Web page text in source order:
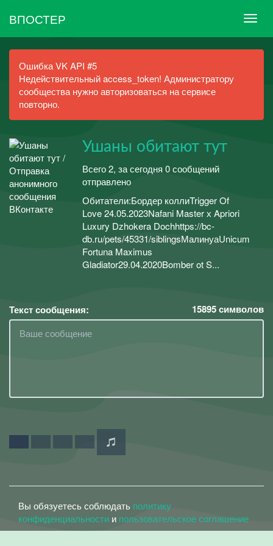
ВПОСТЕР
Ошибка VK API #5
Недействительный access_token! Администратору
сообщества нужно авторизоваться на сервисе
повторно.
Ушаны обитают тут
Всего 2, за сегодня 0 сообщений
отправлено
Обитатели:Бордер коллиTrigger Of
Love 24.05.2023Nafani Master х Apriori
Luxury Dzhokera Dochhttps://bc-
db.ru/pets/45331/siblingsМалинуаUnicum
Fortuna Maximus
Gladiator29.04.2020Bomber ot S...
Текст сообщения: 15895символов
Вы обязуетесь соблюдать политику
конфиденциальности и пользовательское соглашение